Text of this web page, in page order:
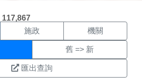
117,867果頁面
施政 機關
舊 => 新
匯出查詢